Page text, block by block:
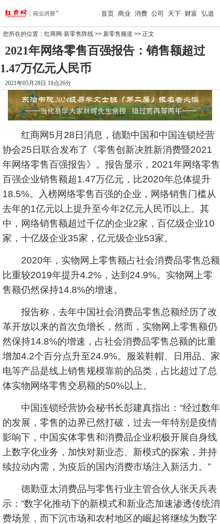
首页 商业 消费 公司 天下 财富 弘道
您所在的位置： 红商网·新零售阵线 >> 新零售频道 >> 正文
2021年网络零售百强报告：销售额超过
1.47万亿元人民币
2021年05月28日 18点26分
红商网5月28日消息，德勤中国和中国连锁经营
协会25日联合发布了《零售创新决胜新消费暨2021
年网络零售百强报告》。报告显示，2021年网络零售
百强企业销售额超1.47万亿元，比2020年总体提升
18.5%。入榜网络零售百强的企业，网络销售门槛从
去年的1亿元以上提升至今年2亿元人民币以上。其
中，网络销售额超过千亿的企业2家，百亿级企业10
家，十亿级企业35家，亿元级企业53家。
2020年，实物网上零售额占社会消费品零售总额
比重较2019年提升4.2%，达到24.9%。实物网上零
售额仍然保持14.8%的增速。
报告称，去年中国社会消费品零售总额经历了改
革开放以来的首次负增长，然而，实物网上零售额仍
然保持14.8%的增速，占社会消费品零售总额的比重
增加4.2个百分点升至24.9%。服装鞋帽、日用品、家
电等产品是线上销售规模靠前的品类，占比超过了总
体实物网络零售交易额的50%以上。
中国连锁经营协会秘书长彭建真指出：“经过数年
的发展，零售的边界已然打破，过去一年特别是疫情
影响下，中国实体零售和消费品企业积极开展自身线
上数字化业务，加快对新业态、新模式的探索，并持
续拉动内需，为疫后的国内消费市场注入新活力。”
德勤亚太消费品与零售行业主管合伙人张天兵表
示：“数字化推动下的新模式和新业态加速渗透传统消
费场景，而下沉市场和农村地区的崛起将继续为数字